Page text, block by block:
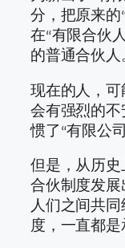
分，把原来的
在“有限合伙
的普通合伙人
现在的人，可
会有强烈的
惯了“有限公
但是，从历
合伙制度发展
人们之间共
度，一直都是